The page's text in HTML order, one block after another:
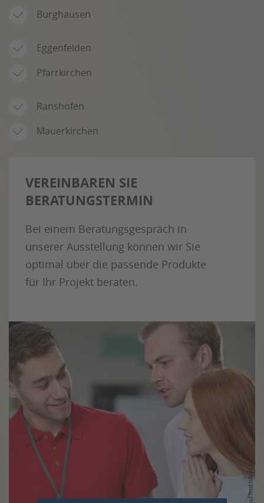
Burghausen
Eggenfelden
Pfarrkirchen
Ranshofen
Mauerkirchen
VEREINBAREN SIE
BERATUNGSTERMIN
Bei einem Beratungsgespräch in
unserer Ausstellung können wir Sie
optimal über die passende Produkte
für Ihr Projekt beraten.